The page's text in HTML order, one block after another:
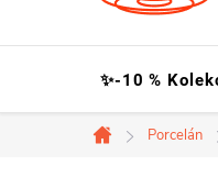
✨-10 %
Domů
Porcelán